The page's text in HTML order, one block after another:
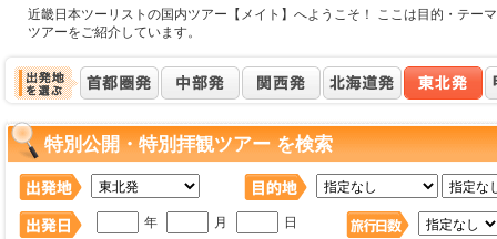
近畿日本ツーリストの国内ツアー【メイト】へようこそ！ ここは目的・テー
ツアーをご紹介しています。
特別公開・特別拝観ツアー を検索
年 月 日